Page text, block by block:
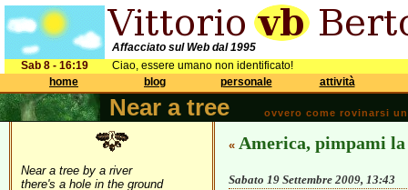
Affacciato sul Web dal 1995
Sab 8 - 16:19
Ciao, essere umano non identificato!
home
blog personale attività
Near a tree ovvero come rovinarsi
Near a tree by a river
there's a hole in the ground
« America, pimpami
Sabato 19 Settembre 2009, 13:43